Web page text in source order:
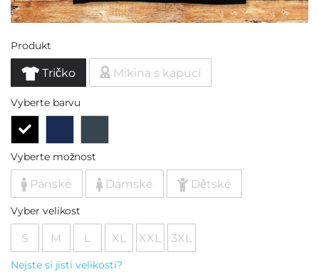
Produkt
Tričko Mikina s kapucí
Vyberte barvu
Vyberte možnost
Pánské Dámské Dětské
Vyber velikost
S M L XL XXL 3XL
Nejste si jisti velikostí?